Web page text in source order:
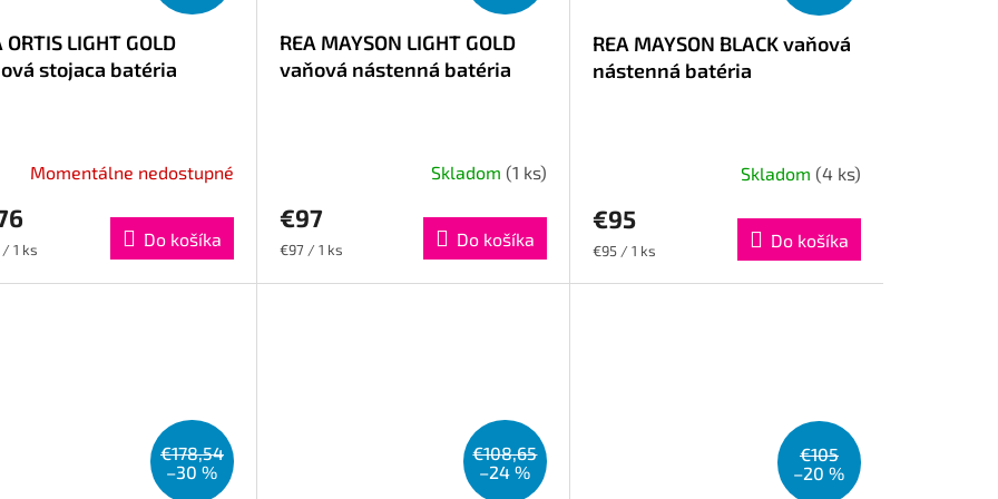
ORTIS LIGHT GOLD
stojaca batéria
Momentálne nedostupné
1 ks Do košíka
REA MAYSON LIGHT GOLD
vaňová nástenná batéria
Skladom (1 ks)
€97
Jednotková
€97 / 1 ks Do košíka
REA MAYSON BLACK vaňová
nástenná batéria
Skladom (4 ks)
€95
Jednotková
€95 / 1 ks Do košíka
€178,54
–30 %
€108,65
–24 %
€105
–20 %